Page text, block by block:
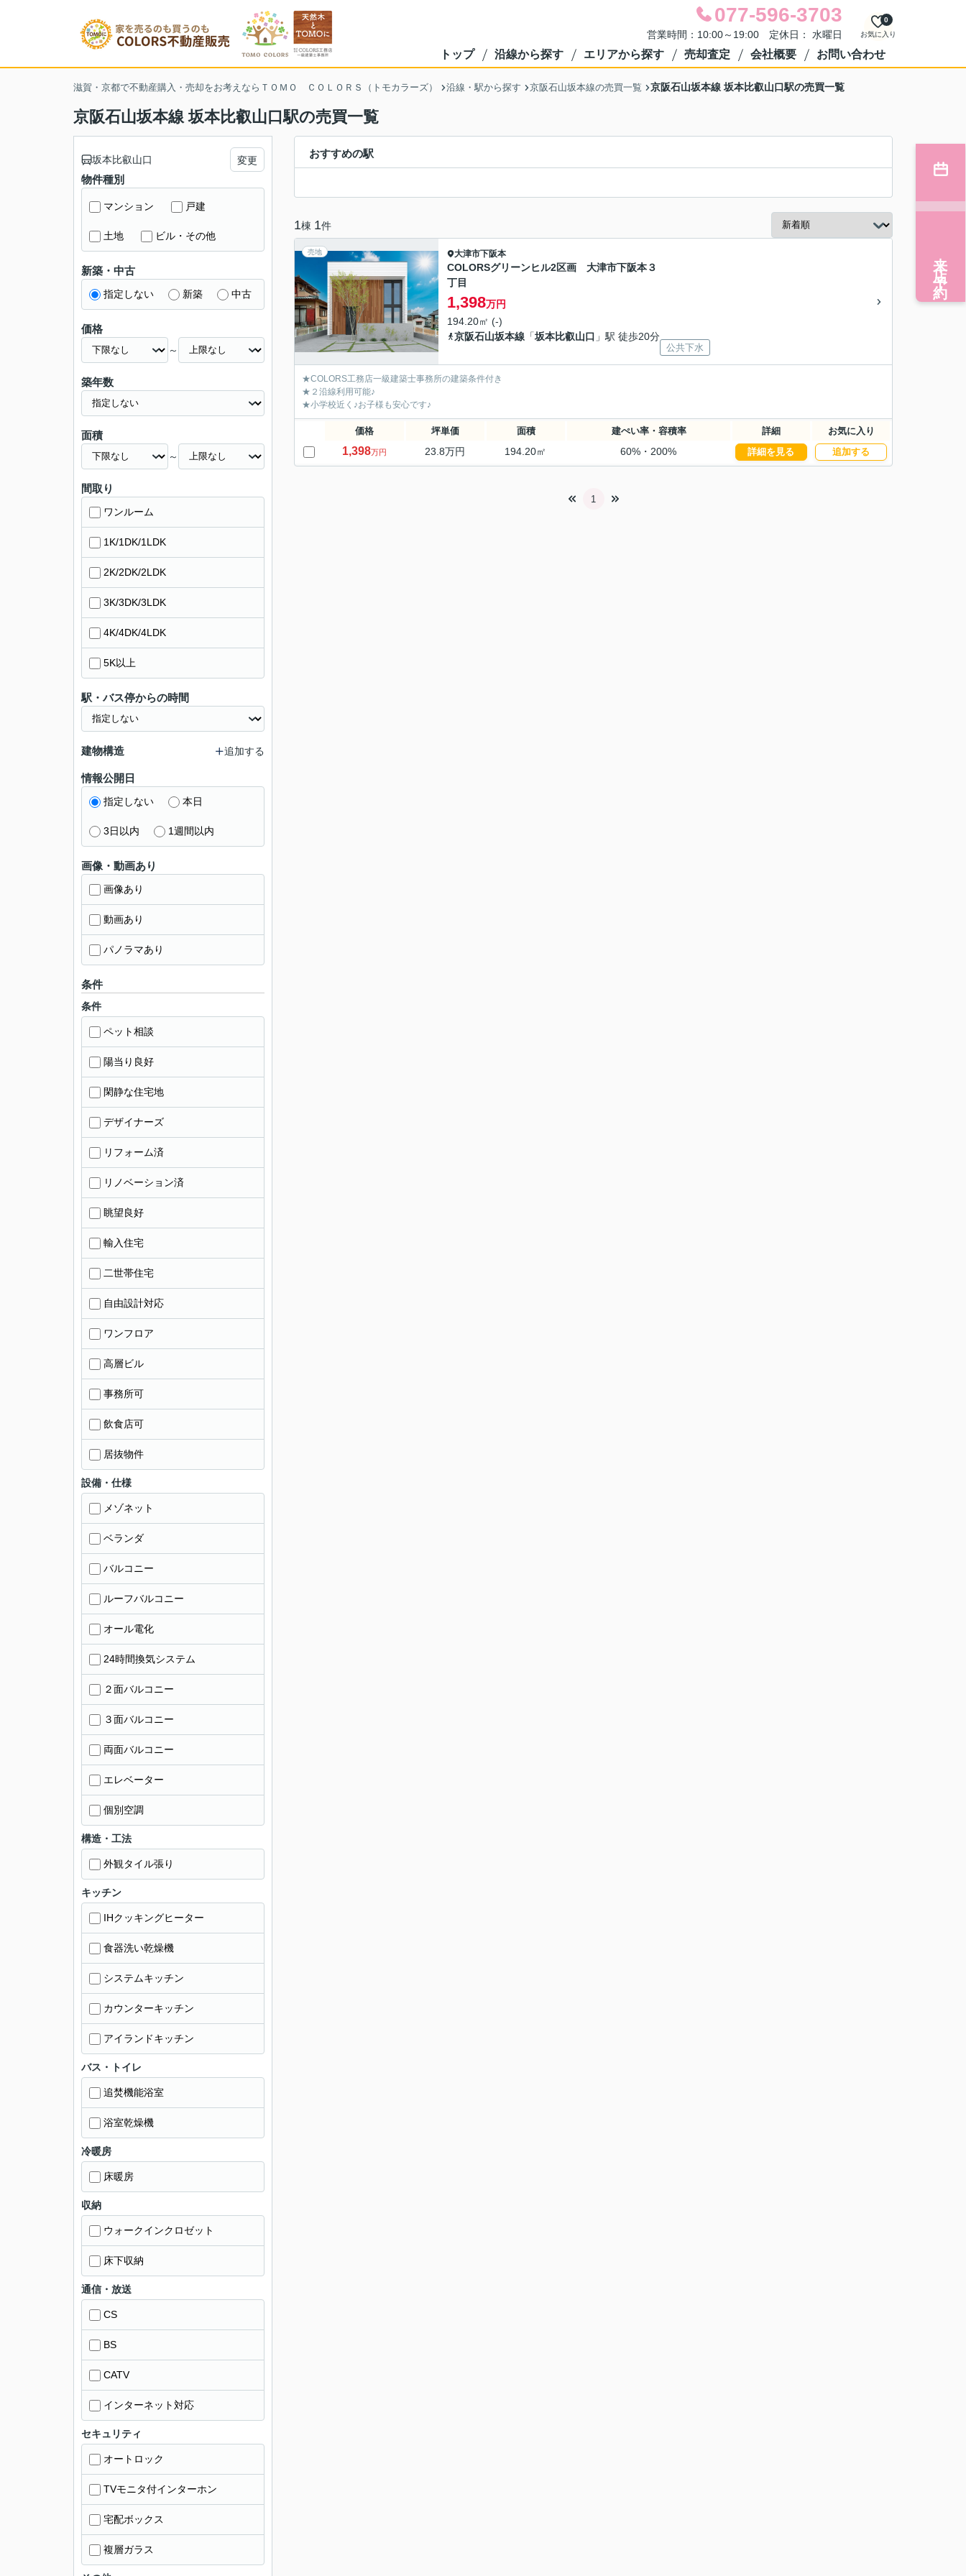
077-596-3703
営業時間：10:00～19:00 定休日： 水曜日 お気に入り
0
トップ 沿線から探す エリアから探す 売却査定 会社概要 お問い合わせ
滋賀・京都で不動産購入・売却をお考えならＴＯＭＯ ＣＯＬＯＲＳ（トモカラーズ） 沿線・駅から探す 京阪石山坂本線の売買一覧 京阪石山坂本線 坂本比叡山口駅の売買一覧
京阪石山坂本線 坂本比叡山口駅の売買一覧
おすすめの駅
1棟 1件
売地 大津市下阪本
COLORSグリーンヒル2区画 大津市下阪本３
丁目
1,398万円
194.20㎡ (-)
京阪石山坂本線 「坂本比叡山口 」駅 徒歩20分
公共下水
★COLORS工務店一級建築士事務所の建築条件付き
★２沿線利用可能♪
★小学校近く♪お子様も安心です♪
価格 坪単価 面積 建ぺい率・容積率 詳細 お気に入り
1,398万円 23.8万円 194.20㎡ 60%・200% 詳細を見る 追加する
1
坂本比叡山口 変更
物件種別
マンション 戸建
土地 ビル・その他
新築・中古
指定しない 新築 中古
価格
～
築年数
面積
～
間取り
ワンルーム
1K/1DK/1LDK
2K/2DK/2LDK
3K/3DK/3LDK
4K/4DK/4LDK
5K以上
駅・バス停からの時間
建物構造 追加する
情報公開日
指定しない 本日
3日以内 1週間以内
画像・動画あり
画像あり
動画あり
パノラマあり
条件
条件
ペット相談
陽当り良好
閑静な住宅地
デザイナーズ
リフォーム済
リノベーション済
眺望良好
輸入住宅
二世帯住宅
自由設計対応
ワンフロア
高層ビル
事務所可
飲食店可
居抜物件
設備・仕様
メゾネット
ベランダ
バルコニー
ルーフバルコニー
オール電化
24時間換気システム
２面バルコニー
３面バルコニー
両面バルコニー
エレベーター
個別空調
構造・工法
外観タイル張り
キッチン
IHクッキングヒーター
食器洗い乾燥機
システムキッチン
カウンターキッチン
アイランドキッチン
バス・トイレ
追焚機能浴室
浴室乾燥機
冷暖房
床暖房
収納
ウォークインクロゼット
床下収納
通信・放送
CS
BS
CATV
インターネット対応
セキュリティ
オートロック
TVモニタ付インターホン
宅配ボックス
複層ガラス
来店予約